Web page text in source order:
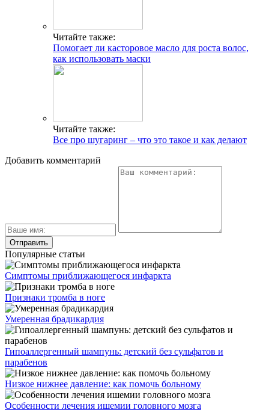
Читайте также:
Помогает ли касторовое масло для роста волос,
как использовать маски
Читайте также:
Все про шугаринг – что это такое и как делают
Добавить комментарий
Популярные статьи
Симптомы приближающегося инфаркта
Признаки тромба в ноге
Умеренная брадикардия
Гипоаллергенный шампунь: детский без сульфатов и
парабенов
Низкое нижнее давление: как помочь больному
Особенности лечения ишемии головного мозга